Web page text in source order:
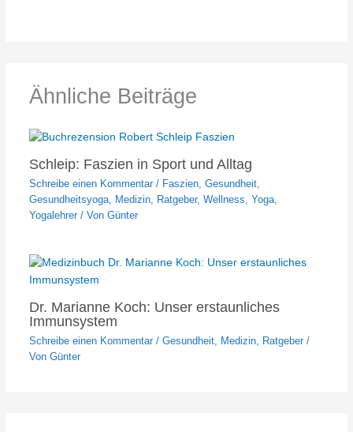
Ähnliche Beiträge
Schleip: Faszien in Sport und Alltag
Schreibe einen Kommentar / Faszien, Gesundheit,
Gesundheitsyoga, Medizin, Ratgeber, Wellness, Yoga,
Yogalehrer/ Von Günter
Dr. Marianne Koch: Unser erstaunliches
Immunsystem
Schreibe einen Kommentar / Gesundheit, Medizin, Ratgeber/
Von Günter